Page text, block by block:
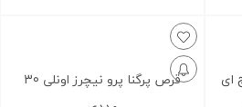
ای
قرص پرگنا پرو نیچرز اونلی 30